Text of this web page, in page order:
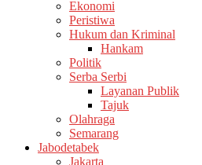
Ekonomi
Peristiwa
Hukum dan Kriminal
Hankam
Politik
Serba Serbi
Layanan Publik
Tajuk
Olahraga
Semarang
Jabodetabek
Jakarta